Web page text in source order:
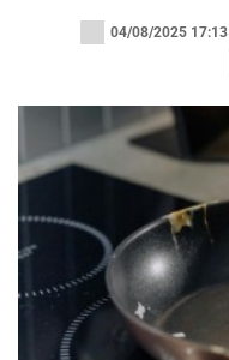
04/08/2025 17:13